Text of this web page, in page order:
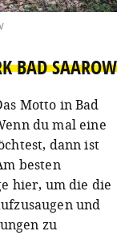
BAD SAAROW
Motto in Bad
du mal eine
dann ist
besten
hier, um die die
und
zu